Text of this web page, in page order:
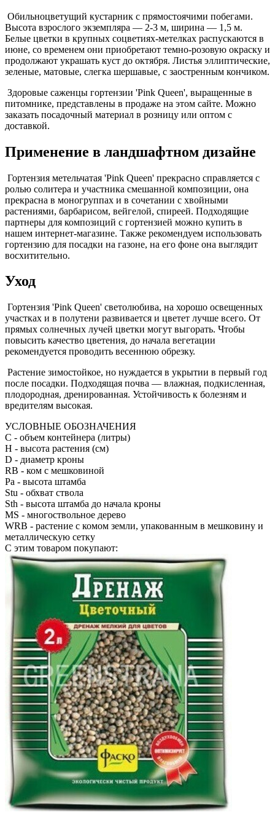
Обильноцветущий кустарник с прямостоячими побегами.
Высота взрослого экземпляра — 2-3 м, ширина — 1,5 м.
Белые цветки в крупных соцветиях-метелках распускаются в
июне, со временем они приобретают темно-розовую окраску и
продолжают украшать куст до октября. Листья эллиптические,
зеленые, матовые, слегка шершавые, с заостренным кончиком.
Здоровые саженцы гортензии 'Pink Queen', выращенные в
питомнике, представлены в продаже на этом сайте. Можно
заказать посадочный материал в розницу или оптом с
доставкой.
Применение в ландшафтном дизайне
Гортензия метельчатая 'Pink Queen' прекрасно справляется с
ролью солитера и участника смешанной композиции, она
прекрасна в моногруппах и в сочетании с хвойными
растениями, барбарисом, вейгелой, спиреей. Подходящие
партнеры для композиций с гортензией можно купить в
нашем интернет-магазине. Также рекомендуем использовать
гортензию для посадки на газоне, на его фоне она выглядит
восхитительно.
Уход
Гортензия 'Pink Queen' светолюбива, на хорошо освещенных
участках и в полутени развивается и цветет лучше всего. От
прямых солнечных лучей цветки могут выгорать. Чтобы
повысить качество цветения, до начала вегетации
рекомендуется проводить весеннюю обрезку.
Растение зимостойкое, но нуждается в укрытии в первый год
после посадки. Подходящая почва — влажная, подкисленная,
плодородная, дренированная. Устойчивость к болезням и
вредителям высокая.
УСЛОВНЫЕ ОБОЗНАЧЕНИЯ
С - объем контейнера (литры)
H - высота растения (см)
D - диаметр кроны
RB - ком с мешковиной
Pa - высота штамба
Stu - обхват ствола
Sth - высота штамба до начала кроны
MS - многоствольное дерево
WRB - растение с комом земли, упакованным в мешковину и
металлическую сетку
С этим товаром покупают: